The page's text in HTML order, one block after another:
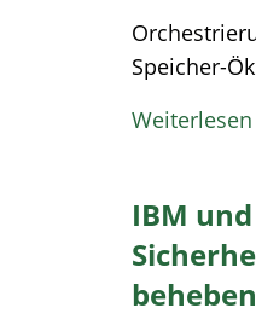
Speicher-
Weiterlesen
IBM
beheben